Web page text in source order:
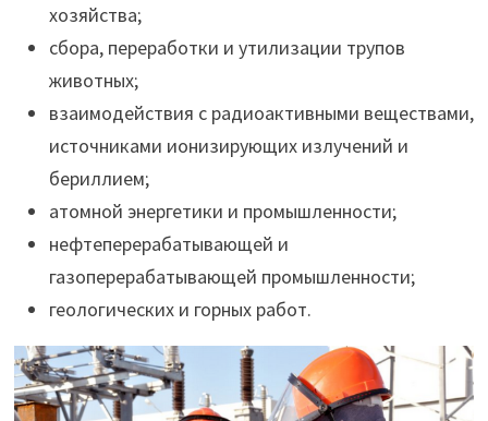
хозяйства;
сбора, переработки и утилизации трупов
животных;
взаимодействия с радиоактивными веществами,
источниками ионизирующих излучений и
бериллием;
атомной энергетики и промышленности;
нефтеперерабатывающей и
газоперерабатывающей промышленности;
геологических и горных работ.